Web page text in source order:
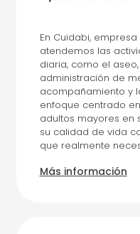
En Cuidabi, empresa
atendemos las
diaria, como el
administración de
acompañamiento y
enfoque centrado
adultos mayores en
su calidad de vida
que realmente
Más información